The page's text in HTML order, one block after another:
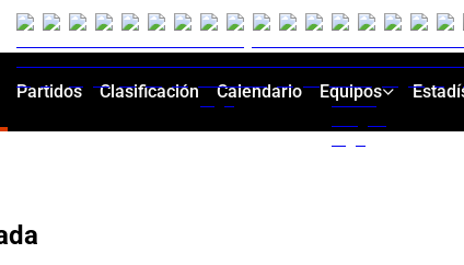
Partidos Clasificación Calendario Equipos